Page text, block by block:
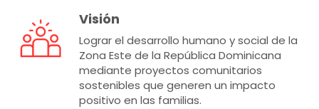
Visión
Lograr el desarrollo humano y social de la
Zona Este de la República Dominicana
mediante proyectos comunitarios
sostenibles que generen un impacto
positivo en las familias.